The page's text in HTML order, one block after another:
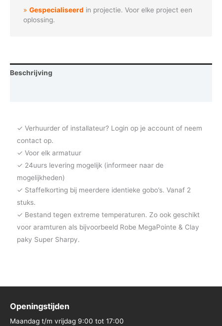
Gespecialiseerd in projectie. Voor elke project een
oplossing.
Beschrijving
✓ Verhuurder of installateur? Login op je account of neem
contact op.
✓ Voor elk armatuur
✓ 24uurs levering mogelijk (informeer naar de
mogelijkheden)
✓ Staffelkorting bij meerdere identieke gobo’s. Vanaf 2
stuks.
✓ Bestand tegen extreme temperaturen. Zo ook geschikt
voor aramturen als bijvoorbeeld Robe MegaPointe & Clay
paky Super Sharpy.
Openingstijden
Maandag t/m vrijdag 9:00 tot 17:00